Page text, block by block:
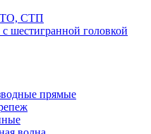
СТП
шестигранной головкой
прямые